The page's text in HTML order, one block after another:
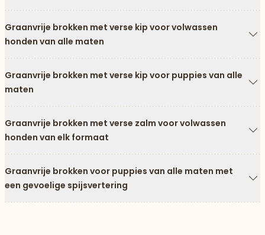
Graanvrije brokken met verse kip voor volwassen
honden van alle maten
Graanvrije brokken met verse kip voor puppies van alle
maten
Graanvrije brokken met verse zalm voor volwassen
honden van elk formaat
Graanvrije brokken voor puppies van alle maten met
een gevoelige spijsvertering